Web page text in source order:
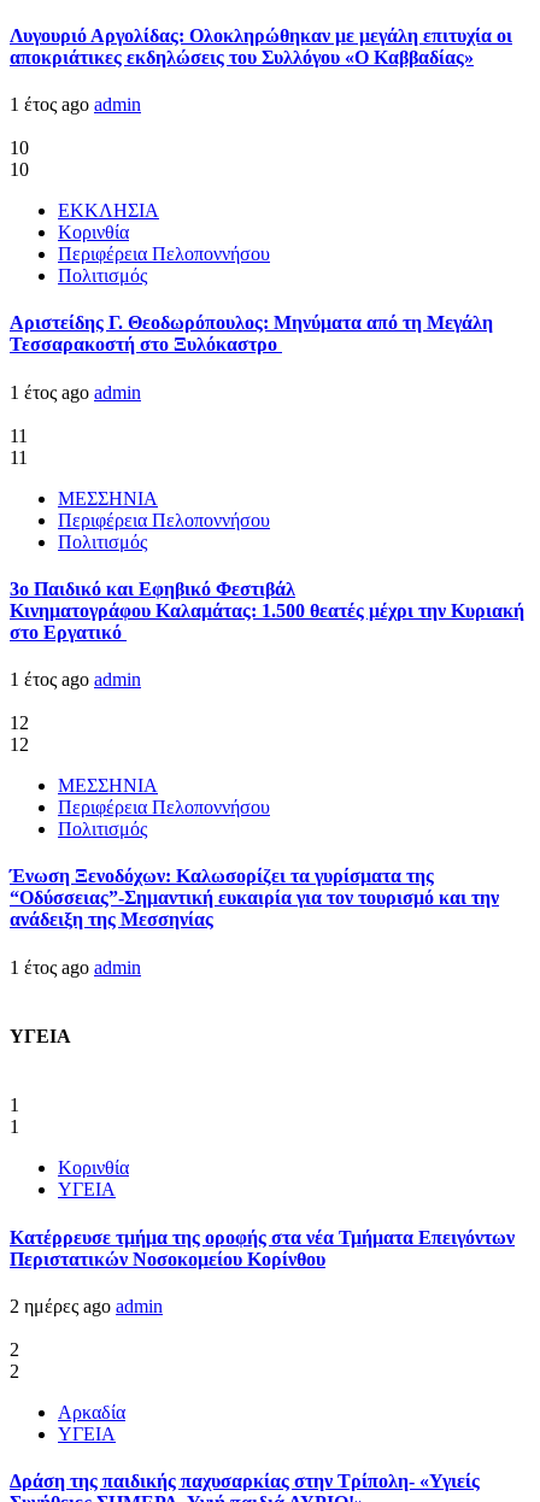
Λυγουριό Αργολίδας: Ολοκληρώθηκαν με μεγάλη επιτυχία οι
αποκριάτικες εκδηλώσεις του Συλλόγου «Ο Καββαδίας»
1 έτος ago admin
10
10
ΕΚΚΛΗΣΙΑ
Κορινθία
Περιφέρεια Πελοποννήσου
Πολιτισμός
Αριστείδης Γ. Θεοδωρόπουλος: Μηνύματα από τη Μεγάλη
Τεσσαρακοστή στο Ξυλόκαστρο
1 έτος ago admin
11
11
ΜΕΣΣΗΝΙΑ
Περιφέρεια Πελοποννήσου
Πολιτισμός
3ο Παιδικό και Εφηβικό Φεστιβάλ
Κινηματογράφου Καλαμάτας: 1.500 θεατές μέχρι την Κυριακή
στο Εργατικό
1 έτος ago admin
12
12
ΜΕΣΣΗΝΙΑ
Περιφέρεια Πελοποννήσου
Πολιτισμός
Ένωση Ξενοδόχων: Καλωσορίζει τα γυρίσματα της
“Οδύσσειας”-Σημαντική ευκαιρία για τον τουρισμό και την
ανάδειξη της Μεσσηνίας
1 έτος ago admin
ΥΓΕΙΑ
1
1
Κορινθία
ΥΓΕΙΑ
Kατέρρευσε τμήμα της οροφής στα νέα Τμήματα Επειγόντων
Περιστατικών Νοσοκομείου Κορίνθου
2 ημέρες ago admin
2
2
Αρκαδία
ΥΓΕΙΑ
Δράση της παιδικής παχυσαρκίας στην Τρίπολη- «Υγιείς